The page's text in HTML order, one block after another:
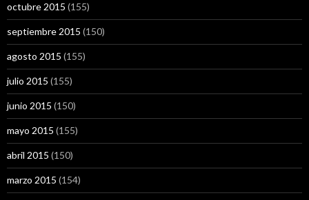
octubre 2015 (155)
septiembre 2015 (150)
agosto 2015 (155)
julio 2015 (155)
junio 2015 (150)
mayo 2015 (155)
abril 2015 (150)
marzo 2015 (154)